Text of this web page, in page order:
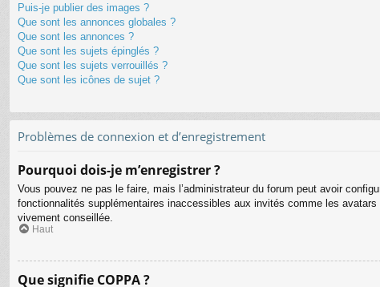
Puis-je publier des images ?
Que sont les annonces globales ?
Que sont les annonces ?
Que sont les sujets épinglés ?
Que sont les sujets verrouillés ?
Que sont les icônes de sujet ?
Problèmes de connexion et d’enregistrement
Pourquoi dois-je m’enregistrer ?
Vous pouvez ne pas le faire, mais l’administrateur du forum peut avoir
fonctionnalités supplémentaires inaccessibles aux invités comme les
vivement conseillée.
Haut
Que signifie COPPA ?